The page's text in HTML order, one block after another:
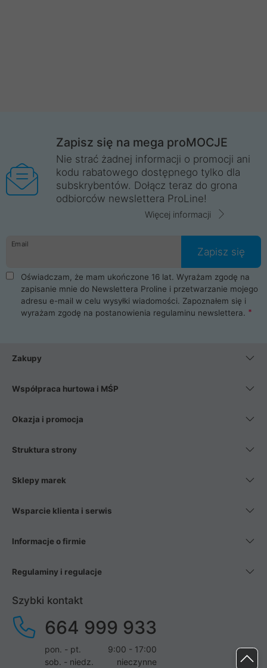
Zapisz się na mega proMOCJE
Nie strać żadnej informacji o promocji ani
kodu rabatowego dostępnego tylko dla
subskrybentów. Dołącz teraz do grona
odbiorców newslettera ProLine!
Więcej informacji
Email
Zapisz się
Oświadczam, że mam ukończone 16 lat. Wyrażam zgodę na
zapisanie mnie do Newslettera Proline i przetwarzanie mojego
adresu e-mail w celu wysyłki wiadomości. Zapoznałem się i
wyrażam zgodę na postanowienia regulaminu newslettera.
Zakupy
Współpraca hurtowa i MŚP
Okazja i promocja
Struktura strony
Sklepy marek
Wsparcie klienta i serwis
Informacje o firmie
Regulaminy i regulacje
Szybki kontakt
664 999 933
pon. - pt.
9:00 - 17:00
sob. - niedz.
nieczynne